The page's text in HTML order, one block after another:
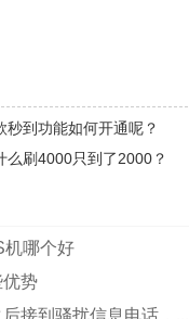
秒到功能如何开通呢？
么刷4000只到了2000？
机哪个好
势
接到骚扰信息电话，...